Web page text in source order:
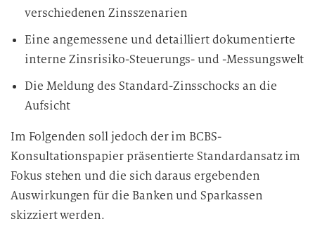
verschiedenen Zinsszenarien
Eine angemessene und detailliert dokumentierte
interne Zinsrisiko-Steuerungs- und -Messungswelt
Die Meldung des Standard-Zinsschocks an die
Aufsicht
Im Folgenden soll jedoch der im BCBS-
Konsultationspapier präsentierte Standardansatz im
Fokus stehen und die sich daraus ergebenden
Auswirkungen für die Banken und Sparkassen
skizziert werden.